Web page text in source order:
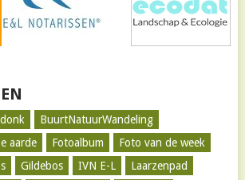
BuurtNatuurWandeling
aarde Fotoalbum
Foto van de week
Gildebos IVN E-L
Laarzenpad